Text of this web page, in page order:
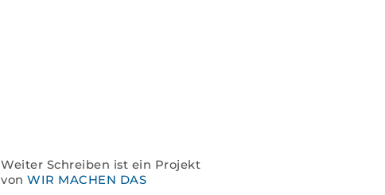
Weiter Schreiben ist ein Projekt
von WIR MACHEN DAS